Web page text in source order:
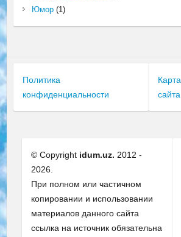
Юмор(1)
Политика
конфиденциальности
Карта
сайта
© Copyright idum.uz. 2012 -
2026.
При полном или частичном
копировании и использовании
материалов данного сайта
ссылка на источник обязательна